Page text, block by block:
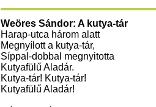
Weöres Sándor: A kutya-tár
Harap-utca három alatt
Megnyílott a kutya-tár,
Síppal-dobbal megnyitotta
Kutyafülű Aladár.
Kutya-tár! Kutya-tár!
Kutyafülű Aladár!